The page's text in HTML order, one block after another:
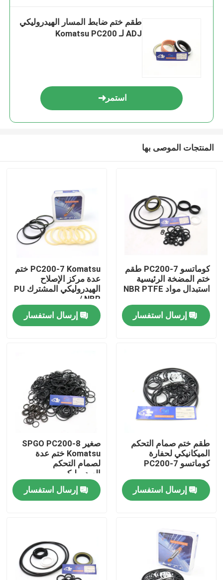
منزل
منتجات
معلومات عنا
جولة في المعمل
رقابة جودة
اتصل بنا
حالات
طقم ختم الكسارة الهيدروليكية
طقم ختم ضابط المسار الهيدروليكي
ADJ لـ Komatsu PC200
استمر
المنتجات الموصى بها
كوماتسو PC200-7 طقم
ختم المضخة الرئيسية
استبدال مواد NBR PTFE
إرسال استفسار
PC200-7 Komatsu ختم
عدة مركز الإصلاح
الهيدروليكي المشترك PU
/ NBR
إرسال استفسار
طقم ختم صمام التحكم
الميكانيكي لحفارة
كوماتسو PC200-7
إرسال استفسار
صغير SPGO PC200-8
Komatsu ختم عدة
لصمام التحكم
الهيدروليكي
إرسال استفسار